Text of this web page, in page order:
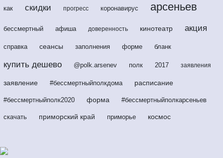
как скидки прогресс коронавирус арсеньев
бессмертный афиша доверенность кинотеатр акция
справка сеансы заполнения форме бланк
купить дешево @polk.arsenev полк 2017 заявления
заявление #бессмертныйполкдома расписание
#бессмертныйполк2020 форма #бессмертныйполкарсеньев
скачать приморский край приморье космос